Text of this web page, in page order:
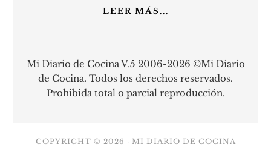
LEER MÁS...
Mi Diario de Cocina V.5 2006-2026 ©Mi Diario
de Cocina. Todos los derechos reservados.
Prohibida total o parcial reproducción.
COPYRIGHT © 2026 · MI DIARIO DE COCINA